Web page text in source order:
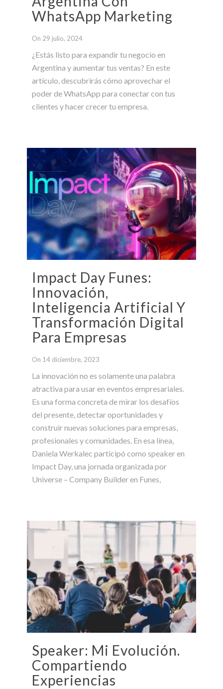
WhatsApp Marketing
On 29 julio, 2024
¿Estás listo para expandir tu negocio en
Argentina y aumentar tus ventas? En este
artículo, descubrirás cómo aprovechar el
poder de WhatsApp para conectar con tus
clientes y hacer crecer tu empresa.
Impact Day Funes:
Innovación,
Inteligencia Artificial Y
Transformación Digital
Para Empresas
On 14 diciembre, 2023
La innovación no es solamente una palabra
atractiva para usar en eventos empresariales.
Es una forma concreta de mirar los desafíos
del presente, detectar oportunidades y
construir nuevas soluciones para empresas,
profesionales y comunidades. En esa línea,
Daniela Werkalec participó como speaker en
Impact Day, una jornada organizada por
Universe – Company Builder en Funes,
Speaker: Mi Evolución.
Compartiendo
Experiencias